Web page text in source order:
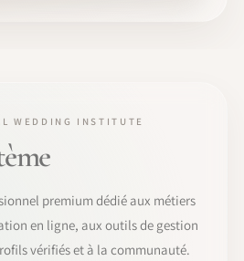
WEDDING INSTITUTE
premium dédié aux métiers
en ligne, aux outils de gestion
vérifiés et à la communauté.